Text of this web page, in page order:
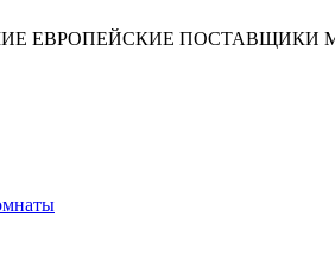
ЕВРОПЕЙСКИЕ ПОСТАВЩИКИ